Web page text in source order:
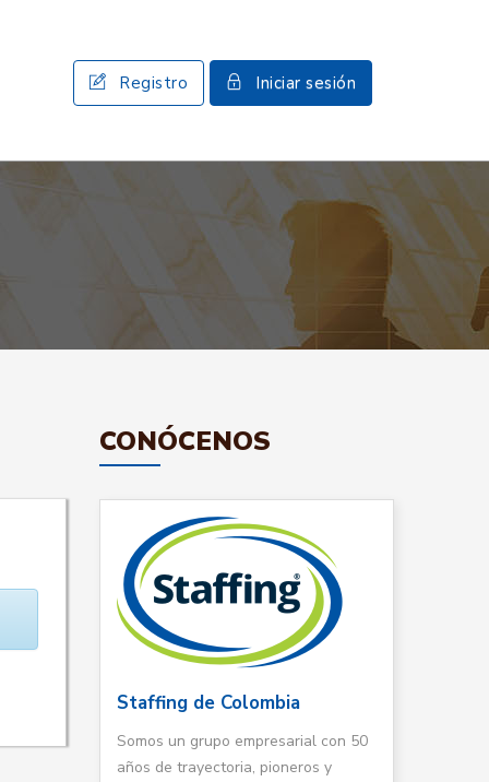
Registro Iniciar sesión
CONÓCENOS
Staffing de Colombia
Somos un grupo empresarial con 50
años de trayectoria, pioneros y